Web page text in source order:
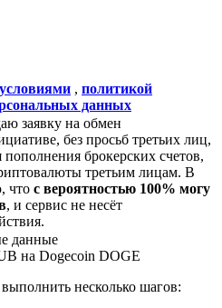
условиями , политикой
данных
заявку на обмен
без просьб третьих лиц,
брокерских счетов,
третьим лицам. В
что с вероятностью 100% могу
, и сервис не несёт
данные
на Dogecoin DOGE
несколько шагов: